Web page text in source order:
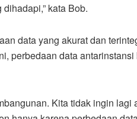
kata Bob.
data yang akurat dan
perbedaan data
Kita tidak ingin